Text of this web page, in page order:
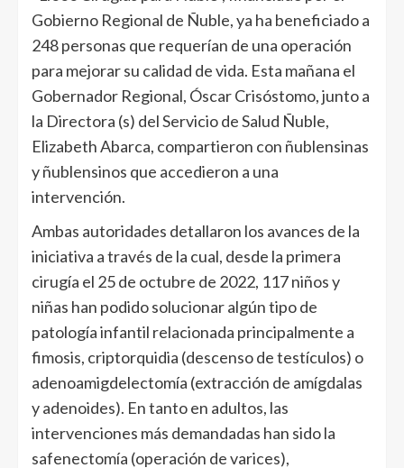
Gobierno Regional de Ñuble, ya ha beneficiado a
248 personas que requerían de una operación
para mejorar su calidad de vida. Esta mañana el
Gobernador Regional, Óscar Crisóstomo, junto a
la Directora (s) del Servicio de Salud Ñuble,
Elizabeth Abarca, compartieron con ñublensinas
y ñublensinos que accedieron a una
intervención.
Ambas autoridades detallaron los avances de la
iniciativa a través de la cual, desde la primera
cirugía el 25 de octubre de 2022, 117 niños y
niñas han podido solucionar algún tipo de
patología infantil relacionada principalmente a
fimosis, criptorquidia (descenso de testículos) o
adenoamigdelectomía (extracción de amígdalas
y adenoides). En tanto en adultos, las
intervenciones más demandadas han sido la
safenectomía (operación de varices),